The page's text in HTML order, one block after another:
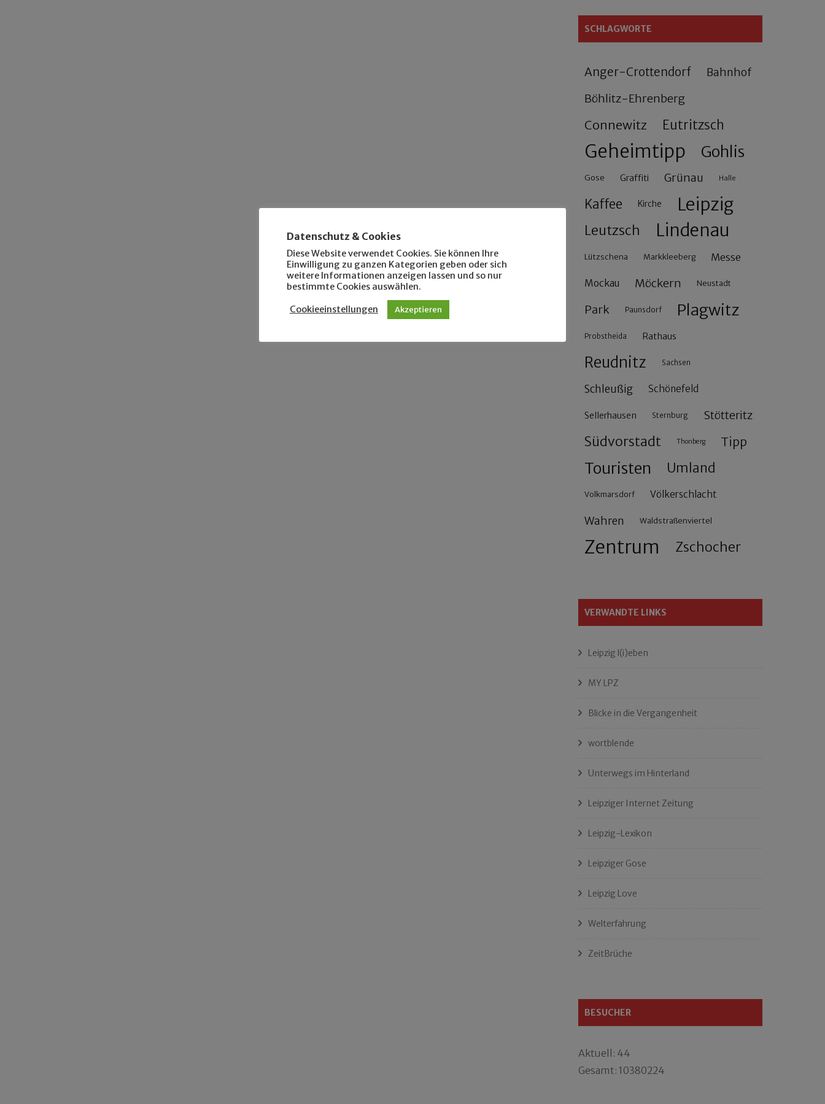
SCHLAGWORTE
Anger-Crottendorf Bahnhof
Böhlitz-Ehrenberg
Connewitz Eutritzsch
Geheimtipp Gohlis
Gose Graffiti Grünau Halle
Kaffee Kirche Leipzig
Leutzsch Lindenau
Lützschena Markkleeberg Messe
Mockau Möckern Neustadt
Park Paunsdorf Plagwitz
Probstheida Rathaus
Reudnitz Sachsen
Schleußig Schönefeld
Sellerhausen Sternburg Stötteritz
Südvorstadt Thonberg Tipp
Touristen Umland
Volkmarsdorf Völkerschlacht
Wahren Waldstraßenviertel
Zentrum Zschocher
VERWANDTE LINKS
Leipzig l(i)eben
MY LPZ
Blicke in die Vergangenheit
wortblende
Unterwegs im Hinterland
Leipziger Internet Zeitung
Leipzig-Lexikon
Leipziger Gose
Leipzig Love
Welterfahrung
ZeitBrüche
BESUCHER
Aktuell: 44
Gesamt: 10380224
Datenschutz & Cookies
Diese Website verwendet Cookies. Sie können Ihre
Einwilligung zu ganzen Kategorien geben oder sich
weitere Informationen anzeigen lassen und so nur
bestimmte Cookies auswählen.
Cookieeinstellungen Akzeptieren